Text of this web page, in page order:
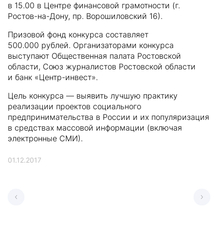
в 15.00 в Центре финансовой грамотности (г.
Ростов-на-Дону, пр. Ворошиловский 16).
Призовой фонд конкурса составляет
500.000 рублей. Организаторами конкурса
выступают Общественная палата Ростовской
области, Союз журналистов Ростовской области
и банк «Центр-инвест».
Цель конкурса — выявить лучшую практику
реализации проектов социального
предпринимательства в России и их популяризация
в средствах массовой информации (включая
электронные СМИ).
01.12.2017